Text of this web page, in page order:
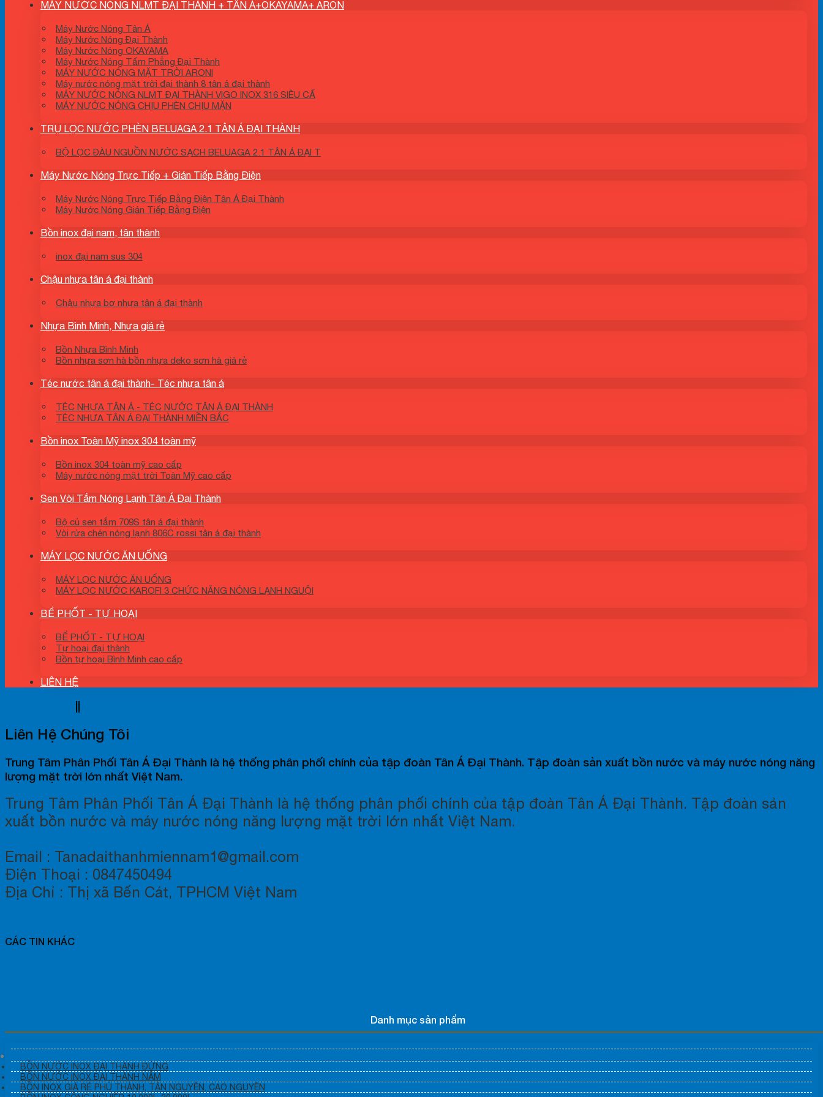
MÁY NƯỚC NÓNG NLMT ĐẠI THÀNH + TÂN Á+OKAYAMA+ ARON
Máy Nước Nóng Tân Á
Máy Nước Nóng Đại Thành
Máy Nước Nóng OKAYAMA
Máy Nước Nóng Tấm Phẳng Đại Thành
MÁY NƯỚC NÓNG MẶT TRỜI ARONI
Máy nước nóng mặt trời đại thành 8 tân á đại thành
MÁY NƯỚC NÓNG NLMT ĐẠI THÀNH VIGO INOX 316 SIÊU CẤ
MÁY NƯỚC NÓNG CHỊU PHÈN CHỊU MẶN
TRỤ LỌC NƯỚC PHÈN BELUAGA 2.1 TÂN Á ĐẠI THÀNH
BỘ LỌC ĐÀU NGUỒN NƯỚC SẠCH BELUAGA 2.1 TÂN Á ĐẠI T
Máy Nước Nóng Trực Tiếp + Gián Tiếp Bằng Điện
Máy Nước Nóng Trực Tiếp Bằng Điện Tân Á Đại Thành
Máy Nước Nóng Gián Tiếp Bằng Điện
Bồn inox đại nam, tân thành
inox đại nam sus 304
Chậu nhựa tân á đại thành
Chậu nhựa bơ nhựa tân á đại thành
Nhựa Bình Minh, Nhựa giá rẻ
Bồn Nhựa Bình Minh
Bồn nhựa sơn hà bồn nhựa deko sơn hà giá rẻ
Téc nước tân á đại thành- Téc nhựa tân á
TÉC NHỰA TÂN Á - TÉC NƯỚC TÂN Á ĐẠI THÀNH
TÉC NHƯA TÂN Á ĐẠI THÀNH MIỀN BẮC
Bồn inox Toàn Mỹ inox 304 toàn mỹ
Bồn inox 304 toàn mỹ cao cấp
Máy nước nóng mặt trời Toàn Mỹ cao cấp
Sen Vòi Tắm Nóng Lạnh Tân Á Đại Thành
Bộ củ sen tắm 709S tân á đại thành
Vòi rửa chén nóng lạnh 806C rossi tân á đại thành
MÁY LỌC NƯỚC ĂN UỐNG
MÁY LỌC NƯỚC ĂN UỐNG
MÁY LỌC NƯỚC KAROFI 3 CHỨC NĂNG NÓNG LẠNH NGUỘI
BỂ PHỐT - TỰ HOẠI
BỂ PHỐT - TỰ HOẠI
Tự hoại đại thành
Bồn tự hoại Bình Minh cao cấp
LIÊN HỆ
Liên Hệ Chúng Tôi
Trung Tâm Phân Phối Tân Á Đại Thành là hệ thống phân phối chính của tập đoàn Tân Á Đại Thành. Tập đoàn sản xuất bồn nước và máy nước nóng năng
lượng mặt trời lớn nhất Việt Nam.
Trung Tâm Phân Phối Tân Á Đại Thành là hệ thống phân phối chính của tập đoàn Tân Á Đại Thành. Tập đoàn sản
xuất bồn nước và máy nước nóng năng lượng mặt trời lớn nhất Việt Nam.
Email : Tanadaithanhmiennam1@gmail.com
Điện Thoại : 0847450494
Địa Chỉ : Thị xã Bến Cát, TPHCM Việt Nam
CÁC TIN KHÁC
Danh mục sản phẩm
BỒN NƯỚC INOX ĐẠI THÀNH ĐỨNG
BỒN NƯỚC INOX ĐẠI THÀNH NẰM
BỒN INOX GIÁ RẺ PHÚ THÀNH, TÂN NGUYÊN, CAO NGUYÊN